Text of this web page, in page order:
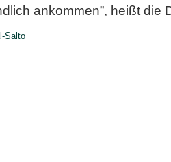
ankommen”, heißt die